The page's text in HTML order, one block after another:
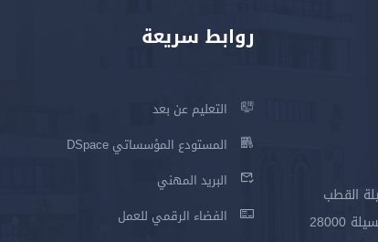
القطب
الجامعي، طريق برج بوعريريج، المسيلة 28000
روابط سريعة
التعليم عن بعد
المستودع المؤسساتي DSpace
البريد المهني
الفضاء الرقمي للعمل